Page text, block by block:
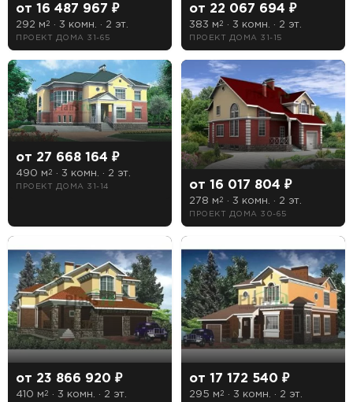
от 16 487 967 ₽
292 м2 · 3 комн. · 2 эт.
ПРОЕКТ ДОМА 31-65
от 22 067 694 ₽
383 м2 · 3 комн. · 2 эт.
ПРОЕКТ ДОМА 31-15
от 27 668 164 ₽
490 м2 · 3 комн. · 2 эт.
ПРОЕКТ ДОМА 31-14 от 16 017 804 ₽
278 м 2 · 3 комн. · 2 эт.
ПРОЕКТ ДОМА 30-65
от 23 866 920 ₽
410 м2 · 3 комн. · 2 эт.
от 17 172 540 ₽
295 м2 · 3 комн. · 2 эт.
Плоская
Чердачная
Длина
Ширина
Особенности
2 гаража
Бассейн
Второй свет
Зимний сад
Лоджия